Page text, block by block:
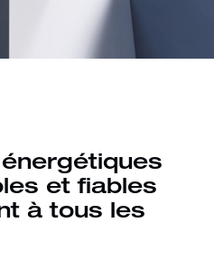
et fiables
à tous les